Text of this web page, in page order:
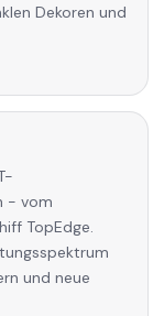
Dekoren und
- vom
TopEdge.
und neue